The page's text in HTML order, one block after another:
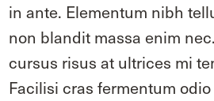
in ante. Elementum nibh
non blandit massa enim
cursus risus at ultrices mi
Facilisi cras fermentum